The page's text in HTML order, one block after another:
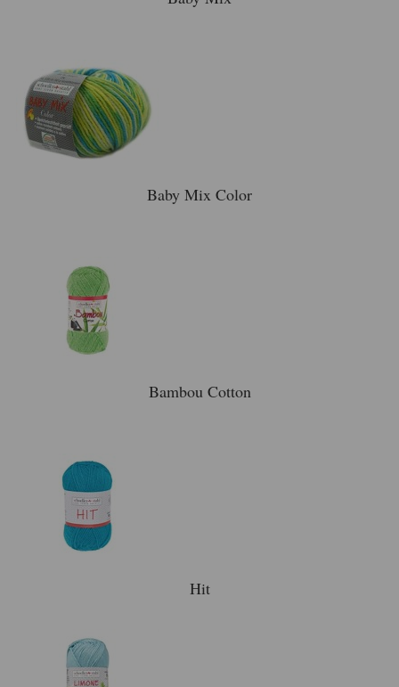
Baby Mix Color
Bambou Cotton
Hit